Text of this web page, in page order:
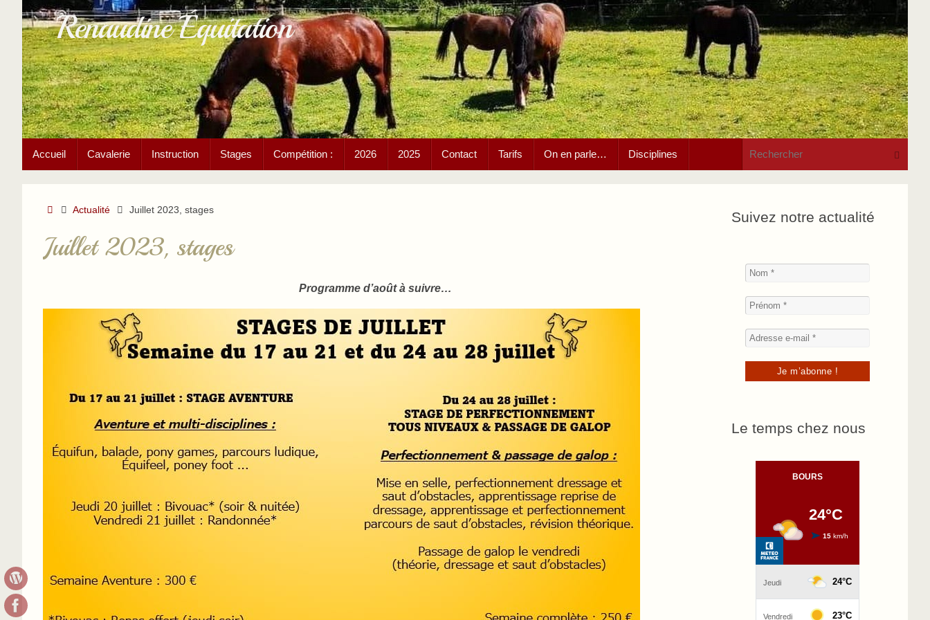
Passer
contenu
Renaudine Équitation
contenu
Accueil Cavalerie Instruction Stages Compétition : 2026 2025 Contact Tarifs On en parle… Disciplines
Accueil
Actualité Juillet 2023, stages
Juillet 2023, stages
Programme d’août à suivre…
Suivez notre actualité
Le temps chez nous